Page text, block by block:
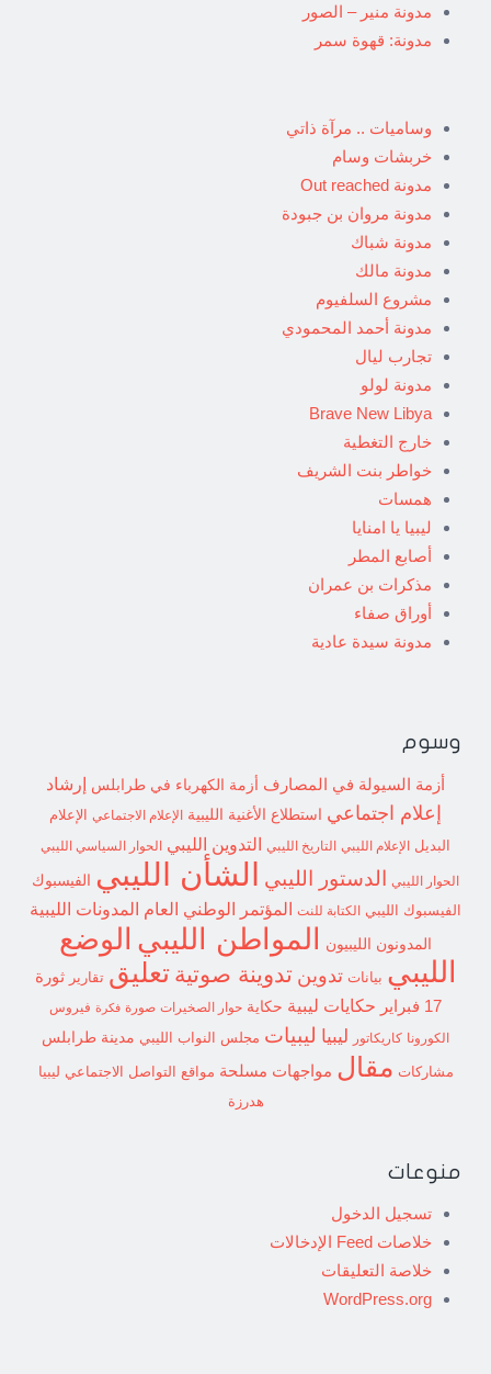
مدونة منير – الصور
مدونة: قهوة سمر
وساميات .. مرآة ذاتي
خربشات وسام
مدونة Out reached
مدونة مروان بن جبودة
مدونة شباك
مدونة مالك
مشروع السلفيوم
مدونة أحمد المحمودي
تجارب ليال
مدونة لولو
Brave New Libya
خارج التغطية
خواطر بنت الشريف
همسات
ليبيا يا امنايا
أصابع المطر
مذكرات بن عمران
أوراق صفاء
مدونة سيدة عادية
وسوم
أزمة السيولة في المصارف أزمة الكهرباء في طرابلس إرشاد
إعلام اجتماعي استطلاع الأغنية الليبية الإعلام الاجتماعي
الإعلام
البديل الإعلام الليبي التاريخ الليبي التدوين الليبي الحوار السياسي الليبي
الحوار الليبي الدستور الليبي الشأن الليبي الفيسبوك
الفيسبوك الليبي الكتابة للنت المؤتمر الوطني العام المدونات الليبية
المدونون الليبيون المواطن الليبي الوضع
الليبي بيانات تدوين تدوينة صوتية تعليق تقارير
ثورة
17 فبراير
حكايات ليبية حكاية حوار الصخيرات صورة فكرة فيروس
الكورونا كاريكاتور ليبيا ليبيات مجلس النواب الليبي مدينة طرابلس
مشاركات مقال مواجهات مسلحة مواقع التواصل الاجتماعي ليبيا
هدرزة
منوعات
تسجيل الدخول
خلاصات Feed الإدخالات
خلاصة التعليقات
WordPress.org